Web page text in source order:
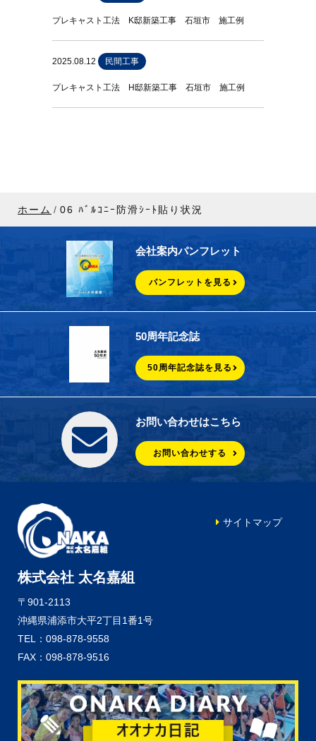
プレキャスト工法 K邸新築工事 石垣市 施工例
2025.08.12 民間工事
プレキャスト工法 H邸新築工事 石垣市 施工例
ホーム 06 ﾊﾞﾙｺﾆｰ防滑ｼｰﾄ貼り状況
会社案内パンフレット
パンフレットを見る
50周年記念誌
50周年記念誌を見る
お問い合わせはこちら
お問い合わせする
株式会社 太名嘉組
〒901-2113
沖縄県浦添市大平2丁目1番1号
TEL：098-878-9558
FAX：098-878-9516
サイトマップ